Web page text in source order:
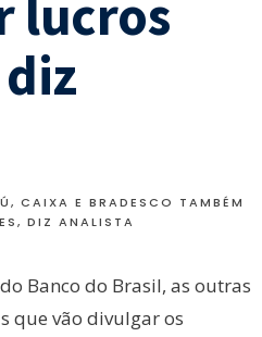
lucros
CAIXA E BRADESCO TAMBÉM
DIZ ANALISTA
Banco do Brasil, as outras
que vão divulgar os